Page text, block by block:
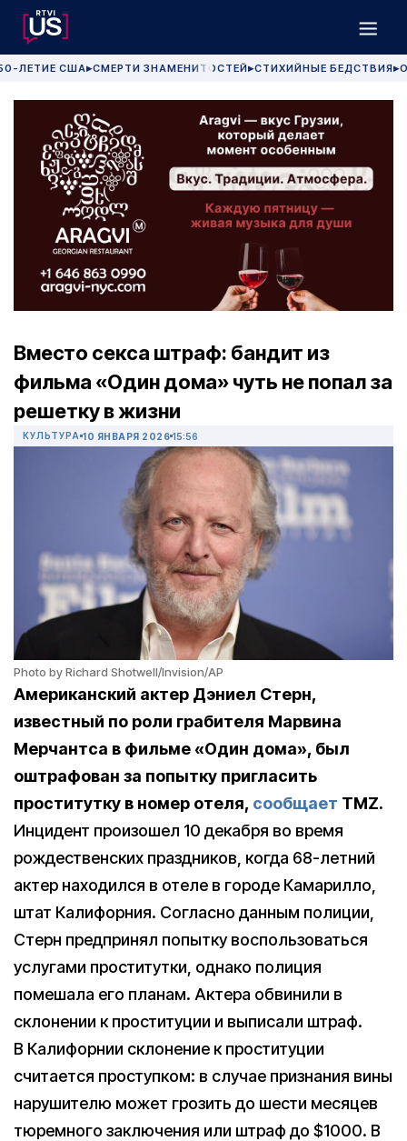
ЛЕТИЕ США▶СМЕРТИ ЗНАМЕНИТОСТЕЙ▶СТИХИЙНЫЕ БЕДСТВИЯ▶
Вместо секса штраф: бандит из
фильма «Один дома» чуть не попал за
решетку в жизни
КУЛЬТУРА 10 ЯНВАРЯ 2026 15:56
Photo by Richard Shotwell/Invision/AP
Американский актер Дэниел Стерн,
известный по роли грабителя Марвина
Мерчантса в фильме «Один дома», был
оштрафован за попытку пригласить
проститутку в номер отеля, сообщает TMZ.
Инцидент произошел 10 декабря во время
рождественских праздников, когда 68-летний
актер находился в отеле в городе Камарилло,
штат Калифорния. Согласно данным полиции,
Стерн предпринял попытку воспользоваться
услугами проститутки, однако полиция
помешала его планам. Актера обвинили в
склонении к проституции и выписали штраф.
В Калифорнии склонение к проституции
считается проступком: в случае признания вины
нарушителю может грозить до шести месяцев
тюремного заключения или штраф до $1000. В